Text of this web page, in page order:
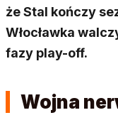
że Stal kończy
Włocławka
fazy play-off.
Wojna